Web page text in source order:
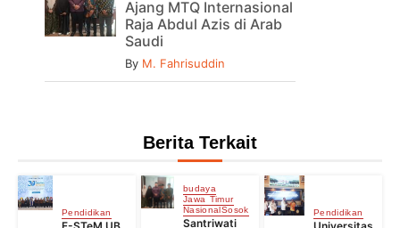
Ajang MTQ Internasional
Raja Abdul Azis di Arab
Saudi
By M. Fahrisuddin
Berita Terkait
Pendidikan
budaya
Jawa Timur
NasionalSosok
Santriwati
Pendidikan